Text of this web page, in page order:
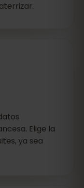
Elige la
ya sea